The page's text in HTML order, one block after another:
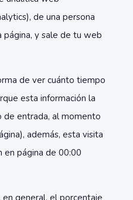
de una persona
y sale de tu web
de ver cuánto tiempo
esta información la
entrada, al momento
además, esta visita
en página de 00:00
general, el porcentaje